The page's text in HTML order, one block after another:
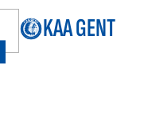
KAA GENT